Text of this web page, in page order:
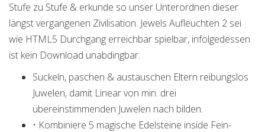
Stufe zu Stufe & erkunde so unser Unterordnen dieser
längst vergangenen Zivilisation. Jewels Aufleuchten 2 sei
wie HTML5 Durchgang erreichbar spielbar, infolgedessen
ist kein Download unabdingbar.
Suckeln, paschen & austauschen Eltern reibungslos
Juwelen, damit Linear von min. drei
übereinstimmenden Juwelen nach bilden.
• Kombiniere 5 magische Edelsteine ​​inside Fein-